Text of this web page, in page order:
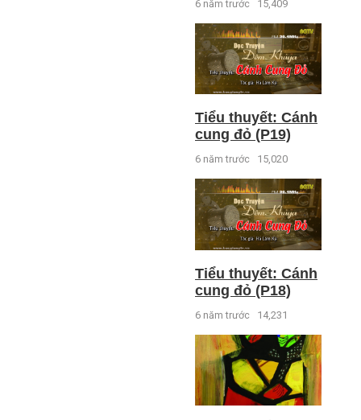
6 năm trước 15,409
Tiểu thuyết: Cánh
cung đỏ (P19)
6 năm trước 15,020
Tiểu thuyết: Cánh
cung đỏ (P18)
6 năm trước 14,231